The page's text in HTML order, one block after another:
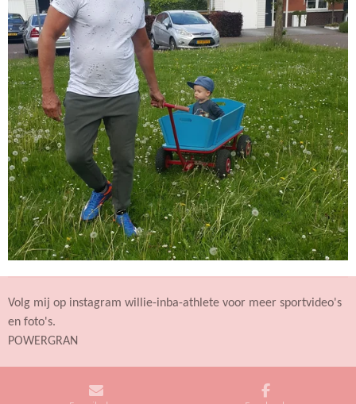
Volg mij op instagram willie-inba-athlete voor meer sportvideo's
en foto's.
POWERGRAN